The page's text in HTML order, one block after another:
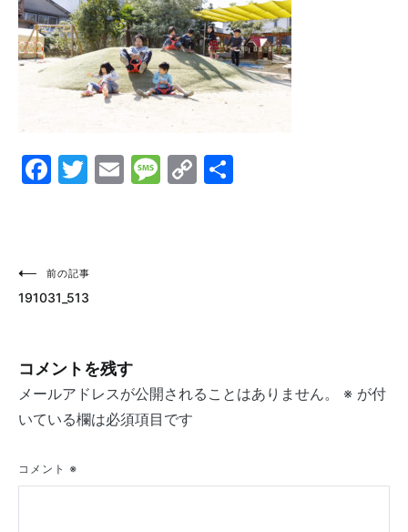
Facebook
Twitter
EmailMessage
Copy
投
稿
ビ
ゲ
シ
前の記事
191031_513
コメントを残す
メールアドレスが公開されることはありません。 ※ が付
いている欄は必須項目です
コメント ※